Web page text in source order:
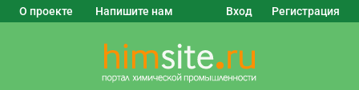
О проекте Напишите нам Вход Регистрация